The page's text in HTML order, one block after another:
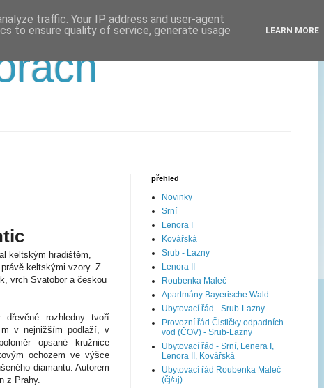
keltským hradištěm,
keltskými vzory. Z
vrch Svatobor a českou
rozhledny tvoří
m v nejnižším podlaží, v
opsané kružnice
ochozem ve výšce
diamantu. Autorem
z Prahy.
přehled
Novinky
Srní
Lenora I
Kovářská
Srub - Lazny
Lenora II
Roubenka Maleč
Apartmány Bayerische Wald
Ubytovací řád - Srub-Lazny
Provozní řád Čističky odpadních
vod (ČOV) - Srub-Lazny
Ubytovací řád - Srní, Lenera I,
Lenora II, Kovářská
Ubytovací řád Roubenka Maleč
(čj/aj)
traffic. Your IP address and user-agent
to ensure quality of service, generate usage
LEARN MORE